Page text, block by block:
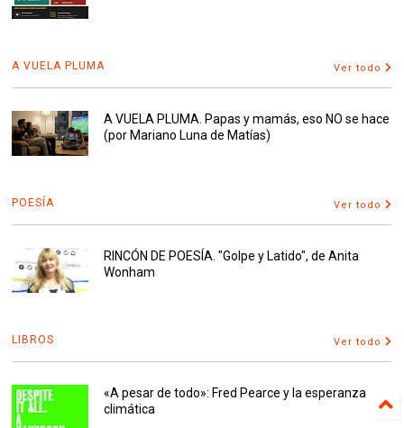
A VUELA PLUMA Ver todo
A VUELA PLUMA. Papas y mamás, eso NO se hace
(por Mariano Luna de Matías)
POESÍA Ver todo
RINCÓN DE POESÍA. "Golpe y Latido", de Anita
Wonham
LIBROS Ver todo
«A pesar de todo»: Fred Pearce y la esperanza
climática